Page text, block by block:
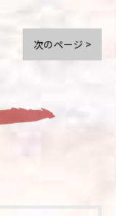
次のページ >